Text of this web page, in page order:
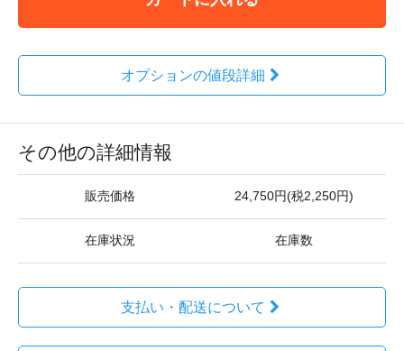
オプションの値段詳細
その他の詳細情報
販売価格 24,750円(税2,250円)
在庫状況 在庫数
支払い・配送について